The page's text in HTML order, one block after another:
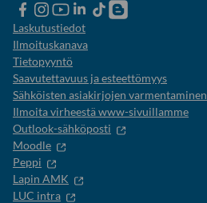
Lapin
yliopiston
Facebook
Lapin
yliopiston
instagram-
tili
Lapin
yliopiston
Youtube-
kanava
Lapin
yliopisto
Linkedinissä
LapinOpiskelijaelämää-
Laskutustiedot
Ilmoituskanava
Tietopyyntö
Saavutettavuus ja esteettömyys
Sähköisten asiakirjojen varmentaminen
Ilmoita virheestä www-sivuillamme
Outlook-sähköposti
Moodle
Peppi
Lapin AMK
LUC intra